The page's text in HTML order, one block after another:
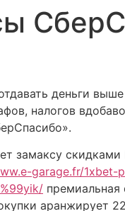
деньги
налогов
замаксу скидками
garage.fr/1xbet-
премиальная
аранжирует